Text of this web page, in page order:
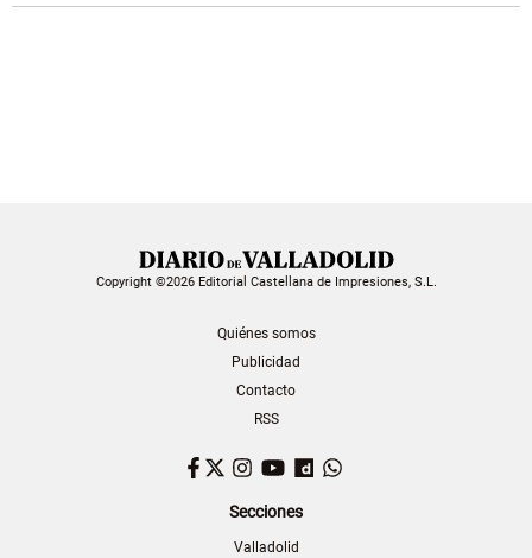
Copyright ©2026 Editorial Castellana de Impresiones, S.L.
Quiénes somos
Publicidad
Contacto
RSS
Facebook
TwitterInstagram
YouTubeDailymotion
Secciones
Valladolid